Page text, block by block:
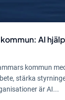
AI
kommun
stärka
är AI...